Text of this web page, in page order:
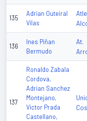
135
Adrian Outeiral
Vilas
136
Ines Piñan
Bermudo
At.
137
Ronaldo Zabala
Cordova,
Adrian Sanchez
Montejano,
Victor Prada
Castellano,